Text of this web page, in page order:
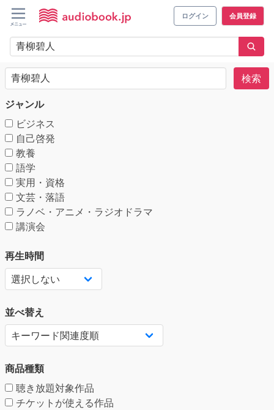
ログイン 会員登録
検索
ジャンル
ビジネス
自己啓発
教養
語学
実用・資格
文芸・落語
ラノベ・アニメ・ラジオドラマ
講演会
再生時間
並べ替え
商品種類
聴き放題対象作品
チケットが使える作品